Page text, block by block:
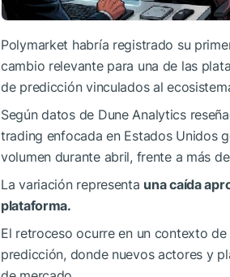
Polymarket habría registrado su
cambio relevante para una de las
de predicción vinculados al
Según datos de Dune Analytics
trading enfocada en Estados Unidos
volumen durante abril, frente a más
La variación representa una caída
plataforma.
El retroceso ocurre en un contexto
predicción, donde nuevos actores y